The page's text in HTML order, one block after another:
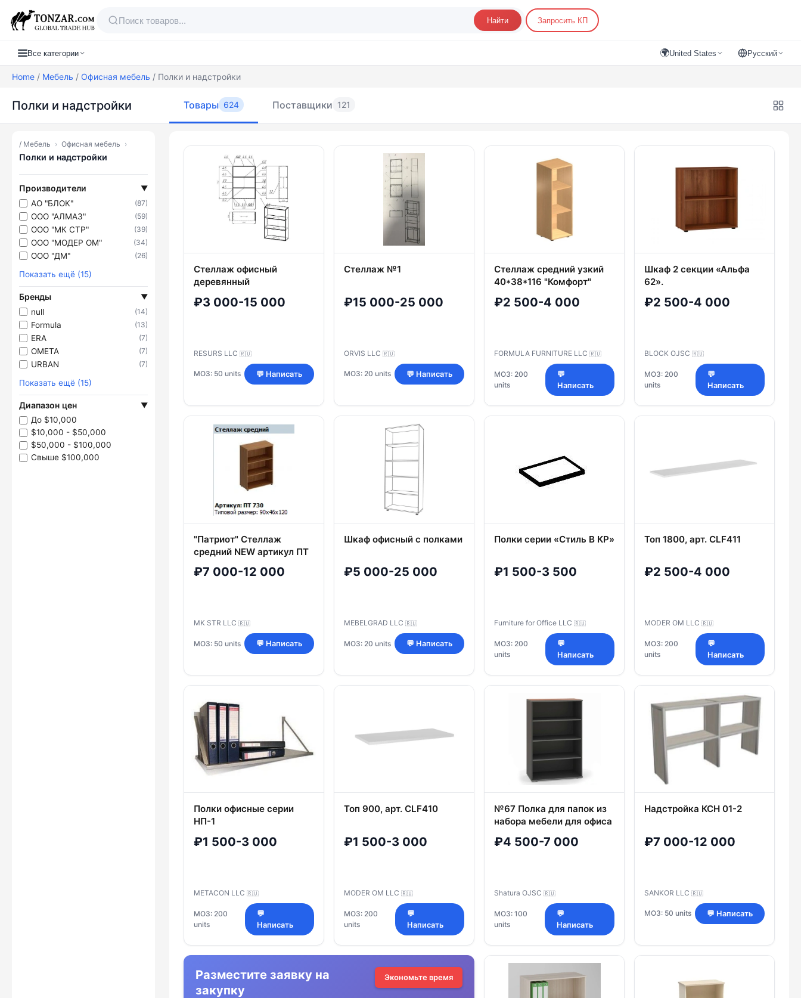
Найти Запросить КП
Все категории 🌍United States Русский
Home / Мебель / Офисная мебель / Полки и надстройки
Полки и надстройки Товары 624 Поставщики 121
/ Мебель › Офисная мебель ›
Полки и надстройки
Производители ▼
АО "БЛОК" (87)
ООО "АЛМАЗ" (59)
ООО "МК СТР" (39)
ООО "МОДЕР ОМ" (34)
ООО "ДМ" (26)
Показать ещё (15)
Бренды ▼
null (14)
Formula (13)
ERA (7)
OMETA (7)
URBAN (7)
Показать ещё (15)
Диапазон цен ▼
До $10,000
$10,000 - $50,000
$50,000 - $100,000
Свыше $100,000
Товары — Полки и надстройки
Стеллаж офисный
деревянный
₽3 000-15 000
RESURS LLC 🇷🇺
МОЗ: 50 units 💬 Написать
Стеллаж №1
₽15 000-25 000
ORVIS LLC 🇷🇺
МОЗ: 20 units 💬 Написать
Стеллаж средний узкий
40*38*116 "Комфорт"
₽2 500-4 000
FORMULA FURNITURE LLC 🇷🇺
МОЗ: 200
units
💬
Написать
Шкаф 2 секции «Альфа
62».
₽2 500-4 000
BLOCK OJSC 🇷🇺
МОЗ: 200
units
💬
Написать
"Патриот" Стеллаж
средний NEW артикул ПТ
₽7 000-12 000
MK STR LLC 🇷🇺
МОЗ: 50 units 💬 Написать
Шкаф офисный с полками
₽5 000-25 000
MEBELGRAD LLC 🇷🇺
МОЗ: 20 units 💬 Написать
Полки серии «Стиль В КР»
₽1 500-3 500
Furniture for Office LLC 🇷🇺
МОЗ: 200
units
💬
Написать
Топ 1800, арт. CLF411
₽2 500-4 000
MODER OM LLC 🇷🇺
МОЗ: 200
units
💬
Написать
Полки офисные серии
НП-1
₽1 500-3 000
METACON LLC 🇷🇺
МОЗ: 200
units
💬
Написать
Топ 900, арт. CLF410
₽1 500-3 000
MODER OM LLC 🇷🇺
МОЗ: 200
units
💬
Написать
№67 Полка для папок из
набора мебели для офиса
в 2-х текстурах:
₽4 500-7 000
Shatura OJSC 🇷🇺
МОЗ: 100
units
💬
Написать
Надстройка КСН 01-2
₽7 000-12 000
SANKOR LLC 🇷🇺
МОЗ: 50 units 💬 Написать
Разместите заявку на
закупку
Экономьте время